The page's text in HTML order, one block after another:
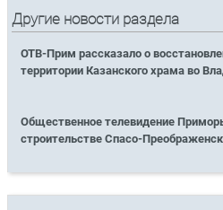
Другие новости раздела
ОТВ-Прим рассказало о
территории Казанского храма во
Общественное телевидение
строительстве Спасо-